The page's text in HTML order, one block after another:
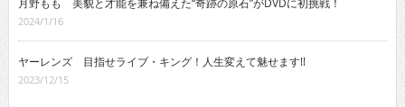
2024/1/16
ヤーレンズ 目指せライブ・キング！人生変えて魅せます!!
2023/12/15